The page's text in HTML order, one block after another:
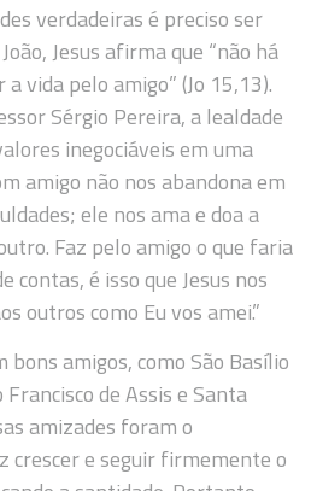
verdadeiras é preciso ser
Jesus afirma que “não há
vida pelo amigo” (Jo 15,13).
Sérgio Pereira, a lealdade
inegociáveis em uma
amigo não nos abandona em
ele nos ama e doa a
Faz pelo amigo o que faria
contas, é isso que Jesus nos
outros como Eu vos amei.”
amigos, como São Basílio
Francisco de Assis e Santa
amizades foram o
crescer e seguir firmemente o